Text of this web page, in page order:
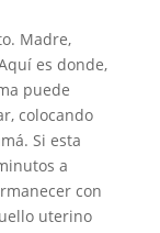
Madre,
es donde,
puede
colocando
Si esta
a
con
uterino